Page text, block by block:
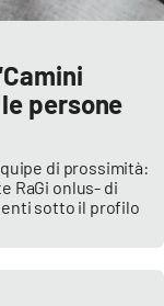
persone
di prossimità:
RaGi onlus- di
sotto il profilo